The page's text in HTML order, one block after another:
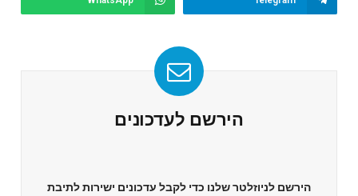
הירשם לעדכונים
הירשם לניוזלטר שלנו כדי לקבל עדכונים ישירות לתיבת